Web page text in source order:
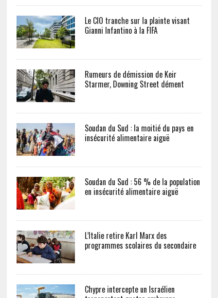
Le CIO tranche sur la plainte visant
Gianni Infantino à la FIFA
Rumeurs de démission de Keir
Starmer, Downing Street dément
Soudan du Sud : la moitié du pays en
insécurité alimentaire aiguë
Soudan du Sud : 56 % de la population
en insécurité alimentaire aiguë
L’Italie retire Karl Marx des
programmes scolaires du secondaire
Chypre intercepte un Israélien